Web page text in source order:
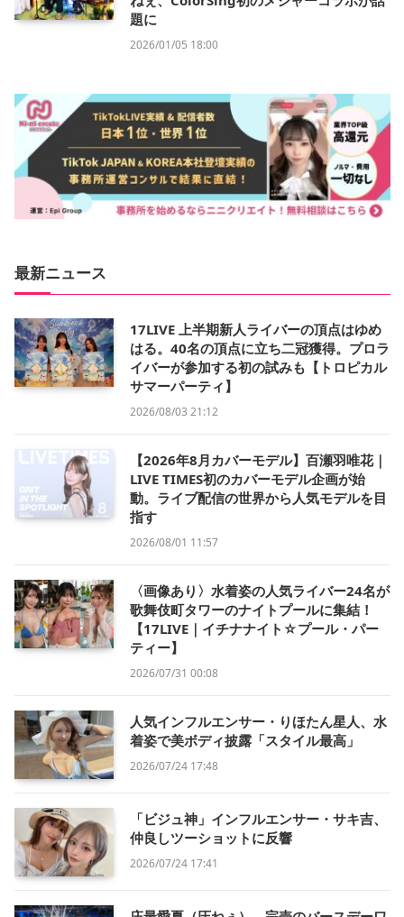
題に
2026/01/05 18:00
最新ニュース
17LIVE 上半期新人ライバーの頂点はゆめ
はる。40名の頂点に立ち二冠獲得。プロラ
イバーが参加する初の試みも【トロピカル
サマーパーティ】
2026/08/03 21:12
【2026年8月カバーモデル】百瀬羽唯花｜
LIVE TIMES初のカバーモデル企画が始
動。ライブ配信の世界から人気モデルを目
指す
2026/08/01 11:57
〈画像あり〉水着姿の人気ライバー24名が
歌舞伎町タワーのナイトプールに集結！
【17LIVE｜イチナナイト☆プール・パー
ティー】
2026/07/31 00:08
人気インフルエンサー・りほたん星人、水
着姿で美ボディ披露「スタイル最高」
2026/07/24 17:48
「ビジュ神」インフルエンサー・サキ吉、
仲良しツーショットに反響
2026/07/24 17:41